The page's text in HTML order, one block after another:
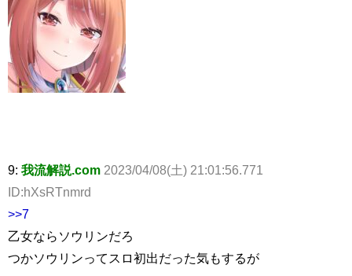
9: 我流解説.com 2023/04/08(土) 21:01:56.771
ID:hXsRTnmrd
>>7
乙女ならソウリンだろ
つかソウリンってスロ初出だった気もするが